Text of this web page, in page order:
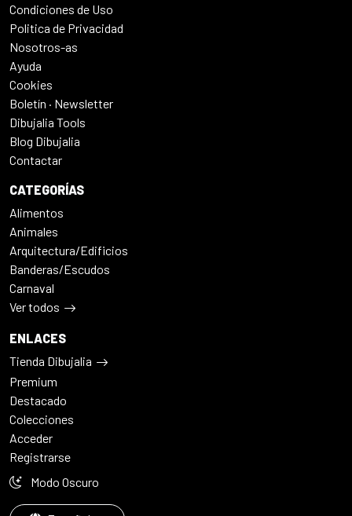
Condiciones de Uso
Politica de Privacidad
Nosotros-as
Ayuda
Cookies
Boletín · Newsletter
Dibujalia Tools
Blog Dibujalia
Contactar
CATEGORÍAS
Alimentos
Animales
Arquitectura/Edificios
Banderas/Escudos
Carnaval
Ver todos
ENLACES
Tienda Dibujalia
Premium
Destacado
Colecciones
Acceder
Registrarse
Modo Oscuro